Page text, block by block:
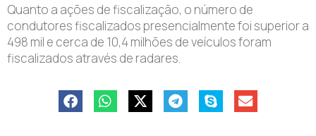
Quanto a ações de fiscalização, o número de
condutores fiscalizados presencialmente foi superior a
498 mil e cerca de 10,4 milhões de veículos foram
fiscalizados através de radares.